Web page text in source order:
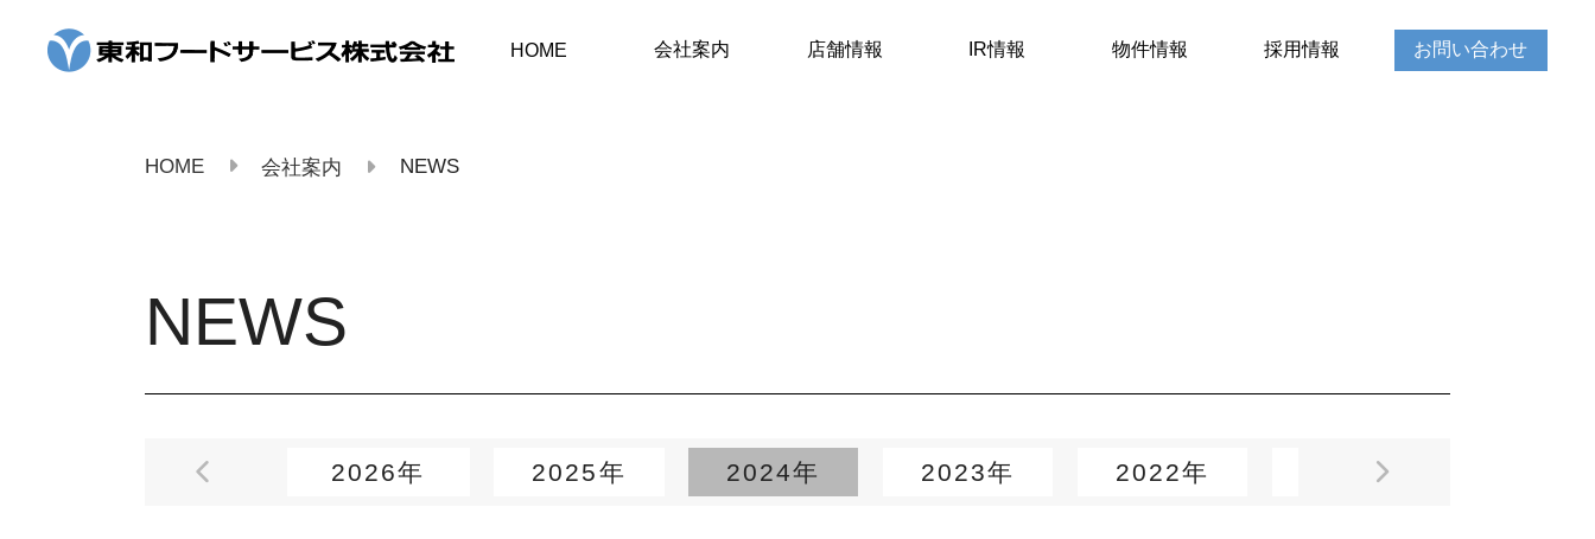
HOME 会社案内 店舗情報 IR情報 物件情報 採用情報 お問い合わせ
HOME 会社案内 NEWS
NEWS
2026年 2025年 2024年 2023年 2022年 2021年